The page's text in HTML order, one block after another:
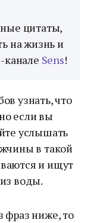
цитаты,
на жизнь и
канале Sens!
узнать, что
если вы
услышать
в такой
и ищут
воды.
фраз ниже, то